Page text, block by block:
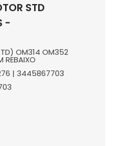
STD
-
OM314 OM352
REBAIXO
| 3445867703